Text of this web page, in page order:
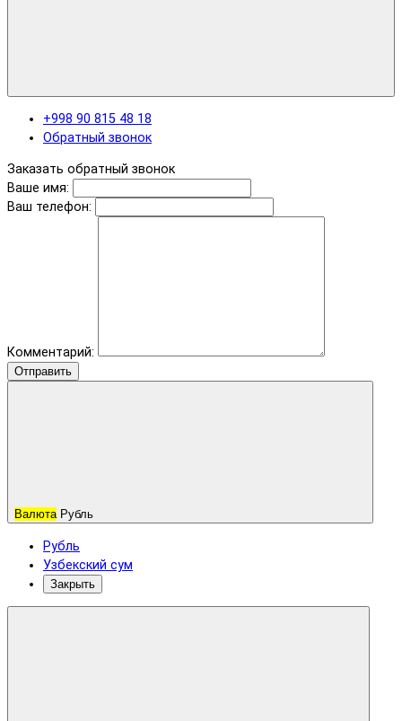
+998 90 815 48 18
Обратный звонок
Заказать обратный звонок
Ваше имя:
Ваш телефон:
Комментарий:
Отправить
Валюта Рубль
Рубль
Узбекский сум
Закрыть